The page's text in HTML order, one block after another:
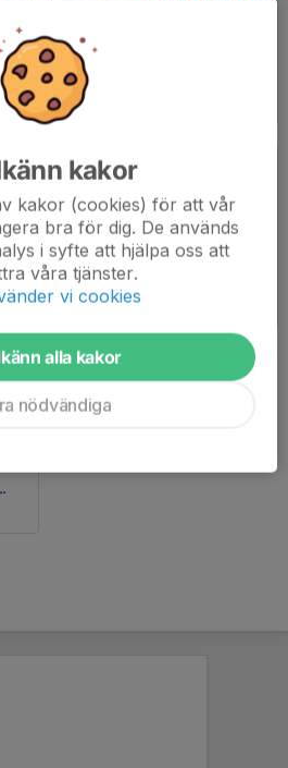
Kroppefjälls IF - Högsäters GF
2016-05-29
2016-05-12 |
IF
kakor
kakor (cookies) för att vår
bra för dig. De används
i syfte att hjälpa oss att
våra tjänster.
vi cookies
alla kakor
nödvändiga